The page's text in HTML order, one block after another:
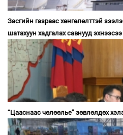
Засгийн газраас хөнгөлөлттэй
шатахуун хадгалах савнууд
“Цааснаас чөлөөлье” зөвлөлдөх